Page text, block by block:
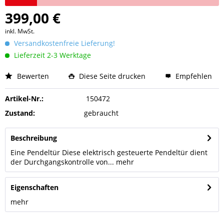
399,00 €
inkl. MwSt.
Versandkostenfreie Lieferung!
Lieferzeit 2-3 Werktage
Bewerten Diese Seite drucken Empfehlen
Artikel-Nr.:
150472
Zustand:
gebraucht
Beschreibung
Eine Pendeltür Diese elektrisch gesteuerte Pendeltür dient
der Durchgangskontrolle von... mehr
Eigenschaften
mehr